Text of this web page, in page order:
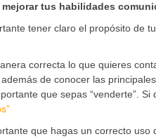
tus habilidades
tener claro el propósito de
correcta lo que quieres
de conocer las
que sepas “venderte”.
que hagas un correcto